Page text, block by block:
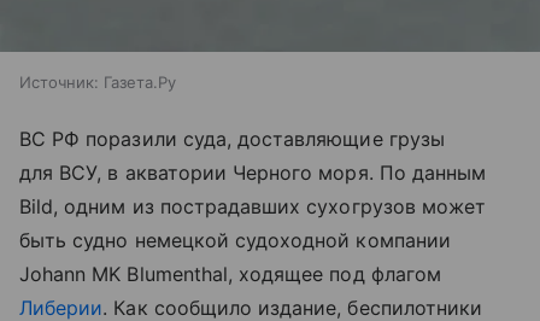
Источник: Газета.Ру
ВС РФ поразили суда, доставляющие грузы
для ВСУ, в акватории Черного моря. По данным
Bild, одним из пострадавших сухогрузов может
быть судно немецкой судоходной компании
Johann MK Blumenthal, ходящее под флагом
Либерии. Как сообщило издание, беспилотники